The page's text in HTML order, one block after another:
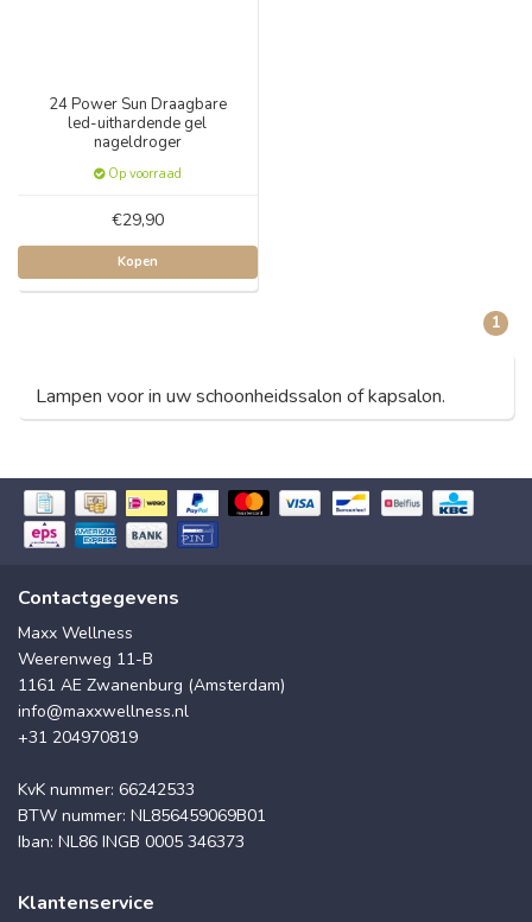
24 Power Sun Draagbare
led-uithardende gel
nageldroger
Op voorraad
€29,90
Kopen
1
Lampen voor in uw schoonheidssalon of kapsalon.
Contactgegevens
Maxx Wellness
Weerenweg 11-B
1161 AE Zwanenburg (Amsterdam)
info@maxxwellness.nl
+31 204970819
KvK nummer: 66242533
BTW nummer: NL856459069B01
Iban: NL86 INGB 0005 346373
Klantenservice